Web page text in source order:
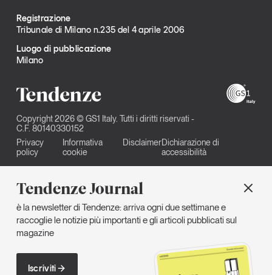
Tendenze Journal
è la newsletter di Tendenze: arriva ogni due settimane e
raccoglie le notizie più importanti e gli articoli pubblicati sul
magazine
Iscriviti
Registrazione
Tribunale di Milano n.235 del 4 aprile 2006
Luogo di pubblicazione
Milano
Copyright 2026 © GS1 Italy. Tutti i diritti riservati -
C.F. 80140330152
Privacy
policy
Informativa
cookie
DisclaimerDichiarazione di
accessibilità